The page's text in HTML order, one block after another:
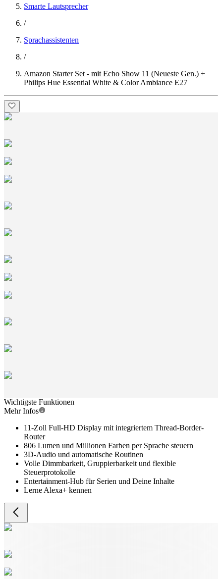
Smarte Lautsprecher
/
Sprachassistenten
/
Amazon Starter Set - mit Echo Show 11 (Neueste Gen.) +
Philips Hue Essential White & Color Ambiance E27
Wichtigste Funktionen
Mehr Infos
11-Zoll Full-HD Display mit integriertem Thread-Border-
Router
806 Lumen und Millionen Farben per Sprache steuern
3D-Audio und automatische Routinen
Volle Dimmbarkeit, Gruppierbarkeit und flexible
Steuerprotokolle
Entertainment-Hub für Serien und Deine Inhalte
Lerne Alexa+ kennen